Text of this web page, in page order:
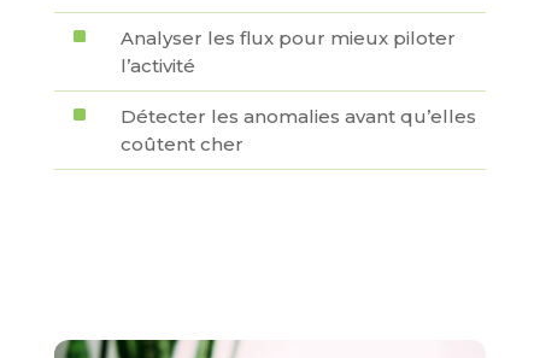
^
Analyser les flux pour mieux piloter
l’activité
^
Détecter les anomalies avant qu’elles
coûtent cher